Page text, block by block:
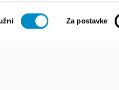
Za postavke